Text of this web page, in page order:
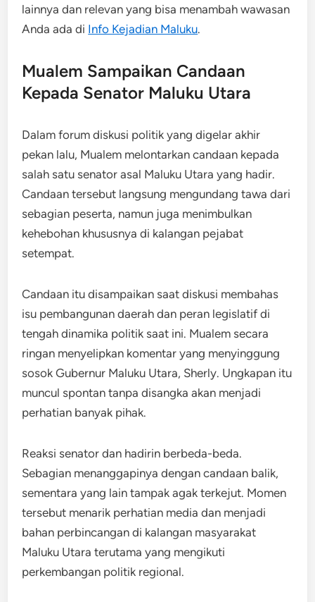
lainnya dan relevan yang bisa menambah wawasan
Anda ada di Info Kejadian Maluku.
Mualem Sampaikan Candaan
Kepada Senator Maluku Utara
Dalam forum diskusi politik yang digelar akhir
pekan lalu, Mualem melontarkan candaan kepada
salah satu senator asal Maluku Utara yang hadir.
Candaan tersebut langsung mengundang tawa dari
sebagian peserta, namun juga menimbulkan
kehebohan khususnya di kalangan pejabat
setempat.
Candaan itu disampaikan saat diskusi membahas
isu pembangunan daerah dan peran legislatif di
tengah dinamika politik saat ini. Mualem secara
ringan menyelipkan komentar yang menyinggung
sosok Gubernur Maluku Utara, Sherly. Ungkapan itu
muncul spontan tanpa disangka akan menjadi
perhatian banyak pihak.
Reaksi senator dan hadirin berbeda-beda.
Sebagian menanggapinya dengan candaan balik,
sementara yang lain tampak agak terkejut. Momen
tersebut menarik perhatian media dan menjadi
bahan perbincangan di kalangan masyarakat
Maluku Utara terutama yang mengikuti
perkembangan politik regional.